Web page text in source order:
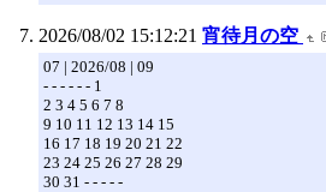
2026/08/02 15:12:21 宵待月の空
07 | 2026/08 | 09
- - - - - - 1
2 3 4 5 6 7 8
9 10 11 12 13 14 15
16 17 18 19 20 21 22
23 24 25 26 27 28 29
30 31 - - - - -